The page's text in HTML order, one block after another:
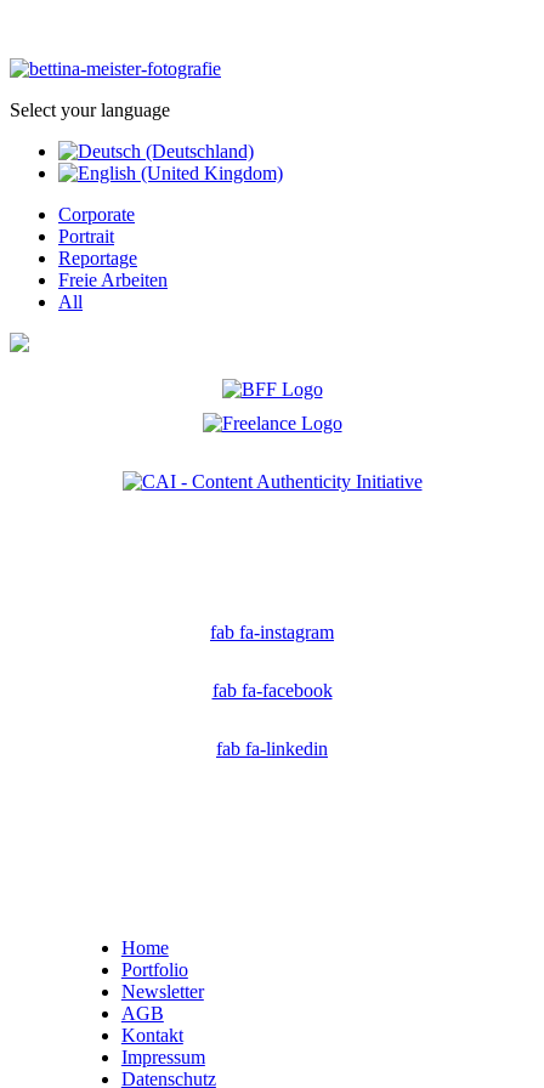
Select your language
Corporate
Portrait
Reportage
Freie Arbeiten
All
fab fa-instagram
fab fa-facebook
fab fa-linkedin
Home
Portfolio
Newsletter
AGB
Kontakt
Impressum
Datenschutz